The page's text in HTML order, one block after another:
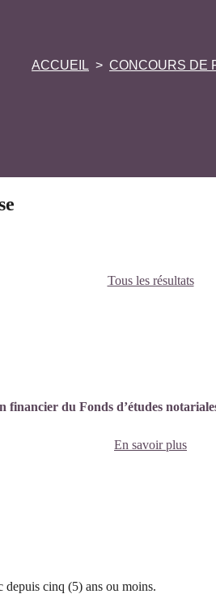
ACCUEIL CONCOURS DE
Tous les résultats
du Fonds d’études
En savoir plus
depuis cinq (5) ans ou moins.